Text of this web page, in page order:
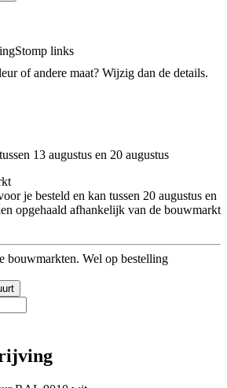
Stomp links
of andere maat? Wijzig dan de details.
13 augustus en 20 augustus
je besteld en kan tussen 20 augustus en
opgehaald afhankelijk van de bouwmarkt
bouwmarkten. Wel op bestelling